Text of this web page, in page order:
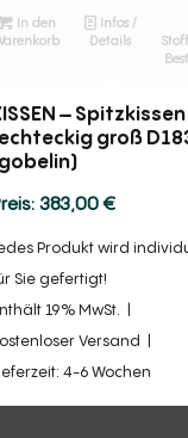
In den
Infos /
Details
– Spitzkissen
groß
383,00€
Produkt wird
Sie gefertigt!
19% MwSt.
Versand
4-6 Wochen